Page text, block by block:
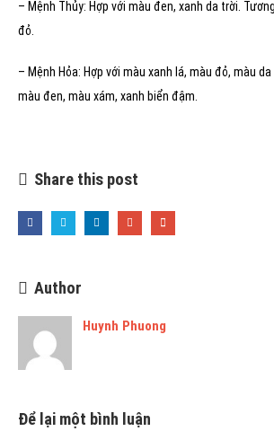
– Mệnh Thủy: Hợp với màu đen, xanh da trời.
đỏ.
– Mệnh Hỏa: Hợp với màu xanh lá, màu đỏ, màu
màu đen, màu xám, xanh biển đậm.
Share this post
Author
Huynh Phuong
Để lại một bình luận